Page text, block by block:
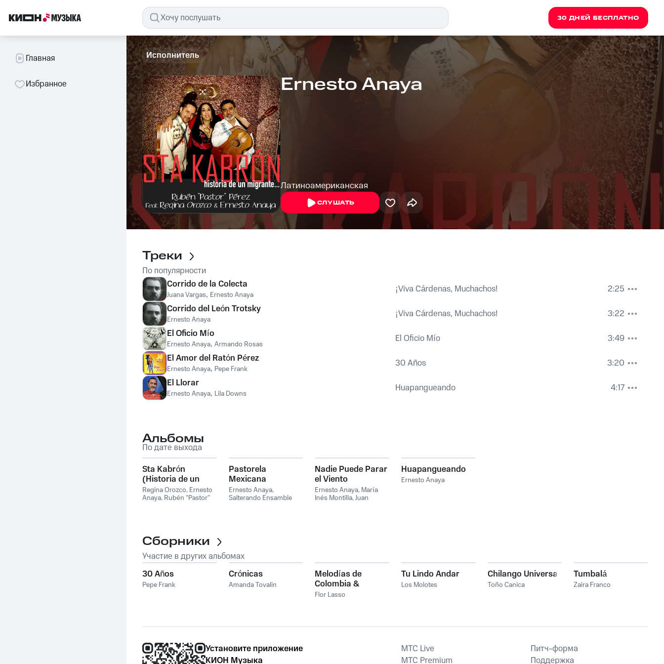
30 ДНЕЙ БЕСПЛАТНО
Главная
Избранное
Исполнитель
Ernesto Anaya
Латиноамериканская
СЛУШАТЬ
Треки
По популярности
Corrido de la Colecta
Juana Vargas, Ernesto Anaya ¡Viva Cárdenas, Muchachos!
2:25
Corrido del León Trotsky
Ernesto Anaya ¡Viva Cárdenas, Muchachos!
3:22
El Oficio Mío
Ernesto Anaya, Armando Rosas El Oficio Mío
3:49
El Amor del Ratón Pérez
Ernesto Anaya, Pepe Frank 30 Años
3:20
El Llorar
Ernesto Anaya, Lila Downs Huapangueando 4:17
Альбомы
По дате выхода
Sta Kabrón
(Historia de un
Migrante)
Regina Orozco, Ernesto
Anaya, Rubén “Pastor”
Pastorela
Mexicana
Ernesto Anaya,
Salterando Ensamble
Nadie Puede Parar
el Viento
"Homenaje a
Mercedes Sosa"
Ernesto Anaya, María
Inés Montilla,Juan
Huapangueando
Ernesto Anaya
Сборники
Участие в других альбомах
30 Años
Pepe Frank
Crónicas
Amanda Tovalin
Melodías de
Colombia &
Latinoamérica
Flor Lasso
Tu Lindo Andar
Los Molotes
Chilango Universal
Toño Canica
Tumbalá
Zaira Franco
Установите приложение
КИОН Музыка
MTС Live
MTС Premium
Питч-форма
Поддержка